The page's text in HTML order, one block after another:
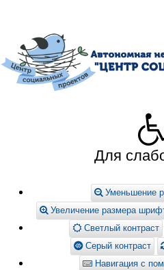
Для
Уменьшение
Увеличение размера
Светлый контраст
Серый контраст
Навигация с